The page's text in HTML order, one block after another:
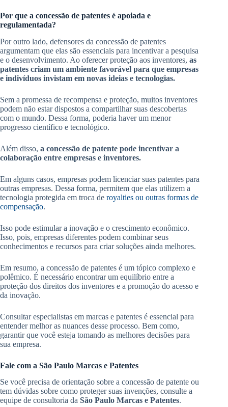
Por que a concessão de patentes é apoiada e
regulamentada?
Por outro lado, defensores da concessão de patentes
argumentam que elas são essenciais para incentivar a pesquisa
e o desenvolvimento. Ao oferecer proteção aos inventores, as
patentes criam um ambiente favorável para que empresas
e indivíduos invistam em novas ideias e tecnologias.
Sem a promessa de recompensa e proteção, muitos inventores
podem não estar dispostos a compartilhar suas descobertas
com o mundo. Dessa forma, poderia haver um menor
progresso científico e tecnológico.
Além disso, a concessão de patente pode incentivar a
colaboração entre empresas e inventores.
Em alguns casos, empresas podem licenciar suas patentes para
outras empresas. Dessa forma, permitem que elas utilizem a
tecnologia protegida em troca de royalties ou outras formas de
compensação.
Isso pode estimular a inovação e o crescimento econômico.
Isso, pois, empresas diferentes podem combinar seus
conhecimentos e recursos para criar soluções ainda melhores.
Em resumo, a concessão de patentes é um tópico complexo e
polêmico. É necessário encontrar um equilíbrio entre a
proteção dos direitos dos inventores e a promoção do acesso e
da inovação.
Consultar especialistas em marcas e patentes é essencial para
entender melhor as nuances desse processo. Bem como,
garantir que você esteja tomando as melhores decisões para
sua empresa.
Fale com a São Paulo Marcas e Patentes
Se você precisa de orientação sobre a concessão de patente ou
tem dúvidas sobre como proteger suas invenções, consulte a
equipe de consultoria da São Paulo Marcas e Patentes.